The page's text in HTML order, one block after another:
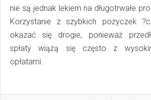
nie są jednak lekiem na długotrwałe
Korzystanie z szybkich pożyczek
okazać się drogie, ponieważ
spłaty wiążą się często z
opłatami.